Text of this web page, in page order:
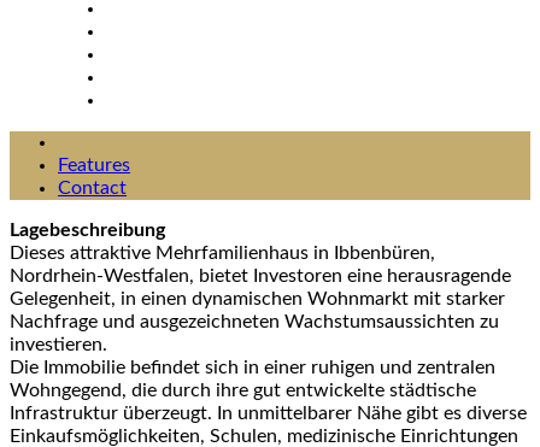
Features
Contact
Lagebeschreibung
Dieses attraktive Mehrfamilienhaus in Ibbenbüren,
Nordrhein-Westfalen, bietet Investoren eine herausragende
Gelegenheit, in einen dynamischen Wohnmarkt mit starker
Nachfrage und ausgezeichneten Wachstumsaussichten zu
investieren.
Die Immobilie befindet sich in einer ruhigen und zentralen
Wohngegend, die durch ihre gut entwickelte städtische
Infrastruktur überzeugt. In unmittelbarer Nähe gibt es diverse
Einkaufsmöglichkeiten, Schulen, medizinische Einrichtungen